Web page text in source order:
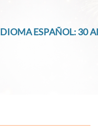
ESPAÑOL: 30